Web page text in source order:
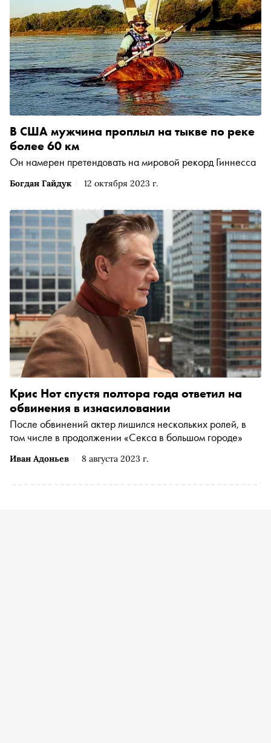
Богдан Гайдук 12 октября 2023 г.
В США мужчина проплыл на тыкве по реке
более 60 км
Он намерен претендовать на мировой рекорд Гиннесса
Иван Адоньев 8 августа 2023 г.
Крис Нот спустя полтора года ответил на
обвинения в изнасиловании
После обвинений актер лишился нескольких ролей, в
том числе в продолжении «Секса в большом городе»